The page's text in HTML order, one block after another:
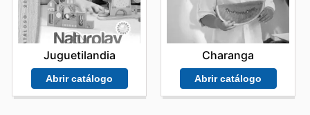
Juguetilandia
Abrir catálogo
Charanga
Abrir catálogo